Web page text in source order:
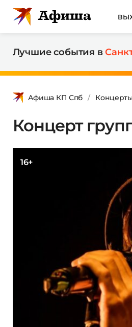
Лучшие события в
Афиша КП Спб Концерты
Концерт
16+